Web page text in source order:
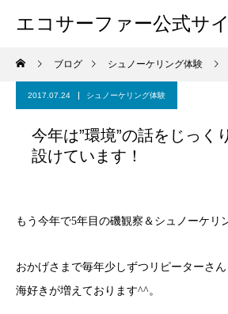
エコサーファー公式サ
ブログ シュノーケリング体験
2017.07.24 シュノーケリング体験
今年は”環境”の話をじっく
設けています！
もう今年で5年目の磯観察＆シュノーケリ
おかげさまで毎年少しずつリピーターさん
海好きが増えております^^。